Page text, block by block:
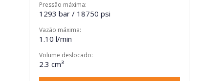
Pressão máxima:
1293 bar / 18750 psi
Vazão máxima:
1.10 l/min
Volume deslocado:
2.3 cm³